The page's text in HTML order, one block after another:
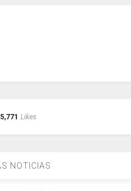
5,771 Likes
NOTICIAS